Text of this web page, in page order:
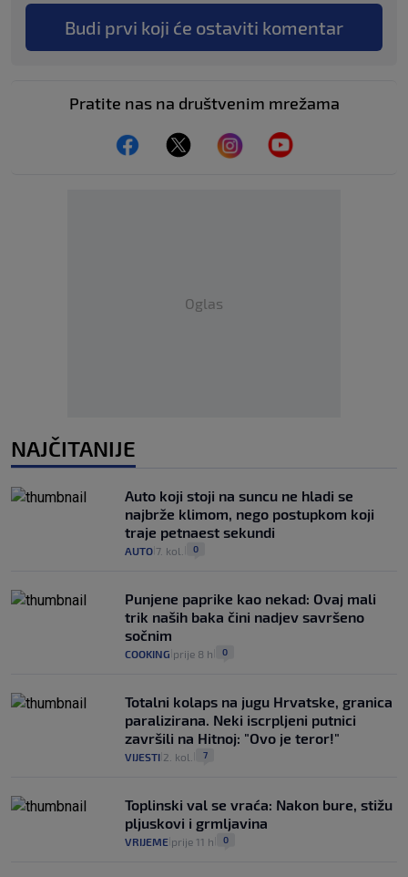
Budi prvi koji će ostaviti komentar
Pratite nas na društvenim mrežama
Oglas
NAJČITANIJE
Auto koji stoji na suncu ne hladi se
najbrže klimom, nego postupkom koji
traje petnaest sekundi
AUTO 7. kol. 0
Punjene paprike kao nekad: Ovaj mali
trik naših baka čini nadjev savršeno
sočnim
COOKING prije 8 h 0
Totalni kolaps na jugu Hrvatske, granica
paralizirana. Neki iscrpljeni putnici
završili na Hitnoj: "Ovo je teror!"
VIJESTI 2. kol. 7
Toplinski val se vraća: Nakon bure, stižu
pljuskovi i grmljavina
VRIJEME prije 11 h 0